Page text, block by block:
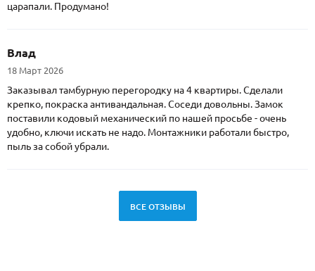
царапали. Продумано!
Влад
18 Март 2026
Заказывал тамбурную перегородку на 4 квартиры. Сделали
крепко, покраска антивандальная. Соседи довольны. Замок
поставили кодовый механический по нашей просьбе - очень
удобно, ключи искать не надо. Монтажники работали быстро,
пыль за собой убрали.
ВСЕ ОТЗЫВЫ